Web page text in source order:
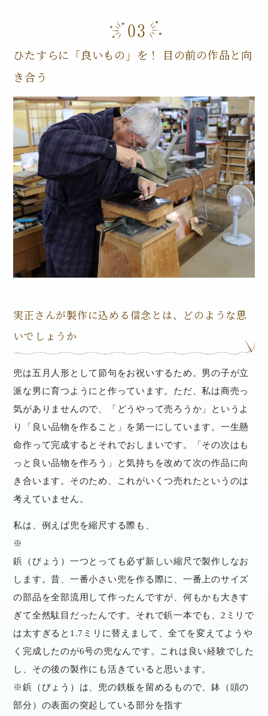
ひたすらに「良いもの」を！ 目の前の作品と向
き合う
実正さんが製作に込める信念とは、どのような思
いでしょうか
兜は五月人形として節句をお祝いするため。男の子が立
派な男に育つようにと作っています。ただ、私は商売っ
気がありませんので、「どうやって売ろうか」というよ
り「良い品物を作ること」を第一にしています。一生懸
命作って完成するとそれでおしまいです。「その次はも
っと良い品物を作ろう」と気持ちを改めて次の作品に向
き合います。そのため、これがいくつ売れたというのは
考えていません。
私は、例えば兜を縮尺する際も、
※
鋲（びょう）一つとっても必ず新しい縮尺で製作しなお
します。昔、一番小さい兜を作る際に、一番上のサイズ
の部品を全部流用して作ったんですが、何もかも大きす
ぎて全然駄目だったんです。それで鋲一本でも、2ミリで
は太すぎると1.7ミリに替えまして、全てを変えてようや
く完成したのが6号の兜なんです。これは良い経験でした
し、その後の製作にも活きていると思います。
※鋲（びょう）は、兜の鉄板を留めるもので、鉢（頭の
部分）の表面の突起している部分を指す